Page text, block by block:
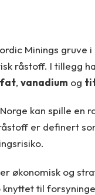
Minings
råstoff. I tillegg
, vanadium og
kan spille en
er definert
økonomisk og
til